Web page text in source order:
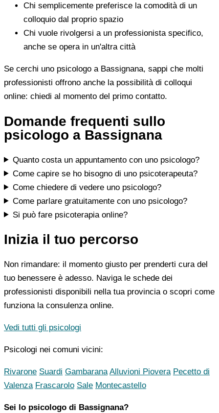
Chi semplicemente preferisce la comodità di un
colloquio dal proprio spazio
Chi vuole rivolgersi a un professionista specifico,
anche se opera in un'altra città
Se cerchi uno psicologo a Bassignana, sappi che molti
professionisti offrono anche la possibilità di colloqui
online: chiedi al momento del primo contatto.
Domande frequenti sullo
psicologo a Bassignana
Quanto costa un appuntamento con uno psicologo?
Come capire se ho bisogno di uno psicoterapeuta?
Come chiedere di vedere uno psicologo?
Come parlare gratuitamente con uno psicologo?
Si può fare psicoterapia online?
Inizia il tuo percorso
Non rimandare: il momento giusto per prenderti cura del
tuo benessere è adesso. Naviga le schede dei
professionisti disponibili nella tua provincia o scopri come
funziona la consulenza online.
Vedi tutti gli psicologi
Psicologi nei comuni vicini:
Rivarone Suardi Gambarana Alluvioni Piovera Pecetto di
Valenza Frascarolo Sale Montecastello
Sei lo psicologo di Bassignana?